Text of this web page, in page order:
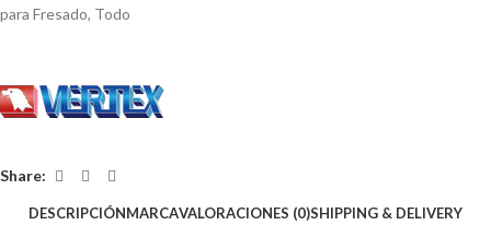
para Fresado, Todo
Share:
DESCRIPCIÓNMARCAVALORACIONES (0)SHIPPING & DELIVERY